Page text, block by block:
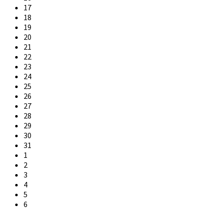
17
18
19
20
21
22
23
24
25
26
27
28
29
30
31
1
2
3
4
5
6